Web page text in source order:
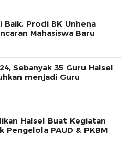
Baik, Prodi BK Unhena
Mahasiswa Baru
Sebanyak 35 Guru Halsel
menjadi Guru
Halsel Buat Kegiatan
Pengelola PAUD & PKBM